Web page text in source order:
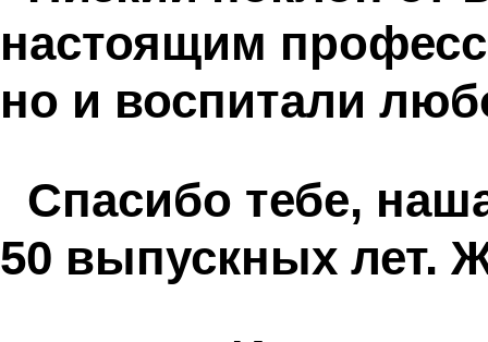
настоящим
но и воспитали
Спасибо тебе,
50 выпускных лет.